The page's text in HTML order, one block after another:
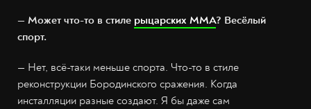
— Может что-то в стиле рыцарских ММА? Весёлый
спорт.
— Нет, всё-таки меньше спорта. Что-то в стиле
реконструкции Бородинского сражения. Когда
инсталляции разные создают. Я бы даже сам